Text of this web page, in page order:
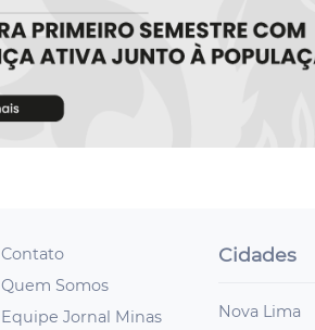
Contato
Quem Somos
Equipe Jornal Minas
Cidades
Nova Lima